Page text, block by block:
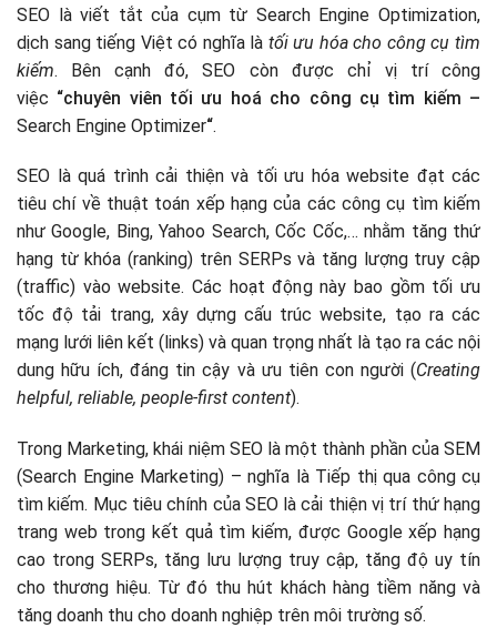
Không hoàn toàn tạo ra chuyển đổi nếu chỉ thuần về SEO
Thuật toán Google biến đổi liên tục
Các loại hình SEO phổ biến hiện nay
SEO tổng thể
Tối ưu hóa 1 cách toàn diện
Tư duy dài hạn
SEO từ khóa (keyword)
SEO hình ảnh
SEO video
Local SEO
SEO app mobile
SEO sàn Thương mại điện tử
Thuật toán Google tác động đến SEO
Thuật toán Panda
Thuật toán Penguin
Thuật toán Hummingbird
Thuật toán Pirate
Thuật toán Pigeon (chim bồ câu)
Thuật toán Mobile-Friendly
RankBrain
Thuật toán Possum
Các trường phái SEO phổ biến
SEO mũ trắng (White Hat SEO)
SEO mũ đen (Black Hat SEO)
SEO mũ xám (Grey Hat SEO)
Các công cụ hỗ trợ SEO hữu ích và phổ biến
Các công cụ hỗ trợ SEO miễn phí của Google
SEO là viết tắt của cụm từ Search Engine Optimization,
dịch sang tiếng Việt có nghĩa là tối ưu hóa cho công cụ tìm
kiếm. Bên cạnh đó, SEO còn được chỉ vị trí công
việc “chuyên viên tối ưu hoá cho công cụ tìm kiếm –
Search Engine Optimizer“.
SEO là quá trình cải thiện và tối ưu hóa website đạt các
tiêu chí về thuật toán xếp hạng của các công cụ tìm kiếm
như Google, Bing, Yahoo Search, Cốc Cốc,… nhằm tăng thứ
hạng từ khóa (ranking) trên SERPs và tăng lượng truy cập
(traffic) vào website. Các hoạt động này bao gồm tối ưu
tốc độ tải trang, xây dựng cấu trúc website, tạo ra các
mạng lưới liên kết (links) và quan trọng nhất là tạo ra các nội
dung hữu ích, đáng tin cậy và ưu tiên con người (Creating
helpful, reliable, people-first content).
Trong Marketing, khái niệm SEO là một thành phần của SEM
(Search Engine Marketing) – nghĩa là Tiếp thị qua công cụ
tìm kiếm. Mục tiêu chính của SEO là cải thiện vị trí thứ hạng
trang web trong kết quả tìm kiếm, được Google xếp hạng
cao trong SERPs, tăng lưu lượng truy cập, tăng độ uy tín
cho thương hiệu. Từ đó thu hút khách hàng tiềm năng và
tăng doanh thu cho doanh nghiệp trên môi trường số.